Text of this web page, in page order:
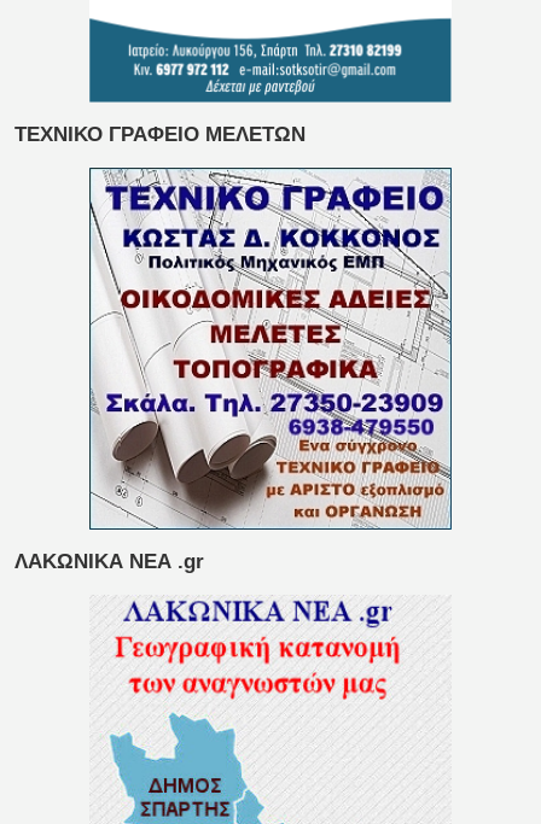
ΤΕΧΝΙΚΟ ΓΡΑΦΕΙΟ ΜΕΛΕΤΩΝ
ΛΑΚΩΝΙΚΑ ΝΕΑ .gr